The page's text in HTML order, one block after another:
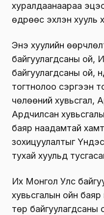
хуралдаанаараа
өдрөөс эхлэн хууль
Энэ хуулийн
байгуулагдсаны ой,
байгуулагдсаны ой,
тогтнолоо сэргээн
чөлөөний хувьсгал,
Ардчилсан
баяр наадамтай
зохицуулалтыг
тухай хуульд
Их Монгол Улс
хувьсгалын ойн
төр байгуулагдсаны